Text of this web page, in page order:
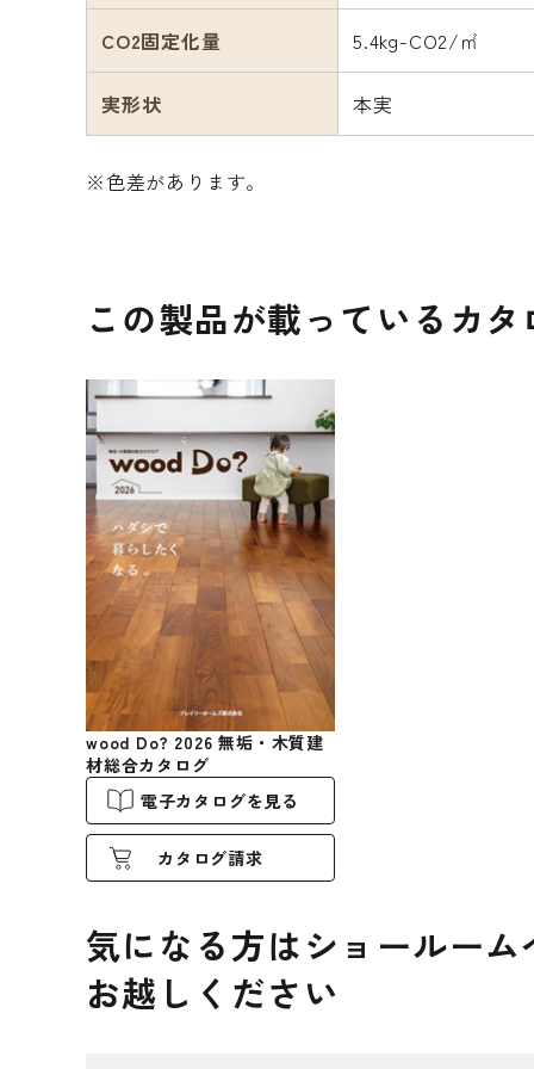
CO2固定化量 5.4kg-CO2/㎡
実形状 本実
※色差があります。
この製品が載っているカタ
wood Do? 2026 無垢・木質建
材総合カタログ
電子カタログを見る
カタログ請求
気になる方はショールーム
お越しください